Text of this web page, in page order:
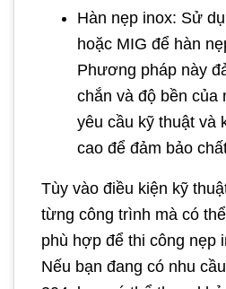
Hàn nẹp inox: Sử
hoặc MIG để hàn
Phương pháp này
chắn và độ bền của
yêu cầu kỹ thuật và
cao để đảm bảo
Tùy vào điều kiện kỹ
từng công trình mà có
phù hợp để thi công nẹp
Nếu bạn đang có nhu